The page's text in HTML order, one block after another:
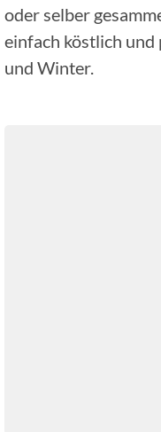
oder selber
einfach köstlich und
und Winter.